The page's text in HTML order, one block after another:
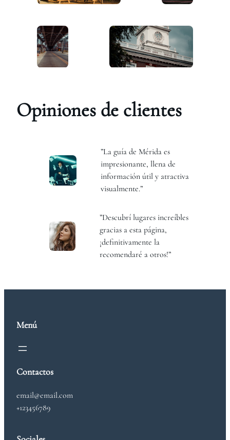
Opiniones de clientes
”La guía de Mérida es
impresionante, llena de
información útil y atractiva
visualmente.”
”Descubrí lugares increíbles
gracias a esta página,
¡definitivamente la
recomendaré a otros!”
Menú
Contactos
email@email.com
+123456789